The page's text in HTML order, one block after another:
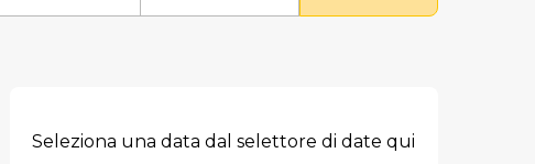
Seleziona una data dal selettore di date qui